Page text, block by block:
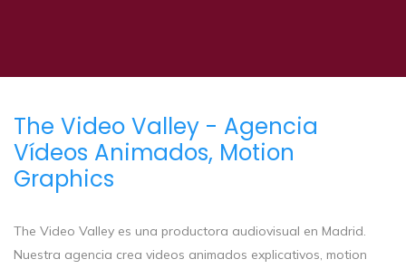
The Video Valley - Agencia
Vídeos Animados, Motion
Graphics
The Video Valley es una productora audiovisual en Madrid.
Nuestra agencia crea videos animados explicativos, motion